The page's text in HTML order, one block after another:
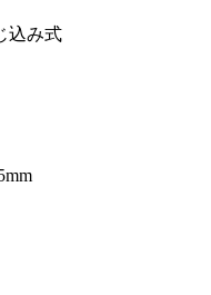
込み式